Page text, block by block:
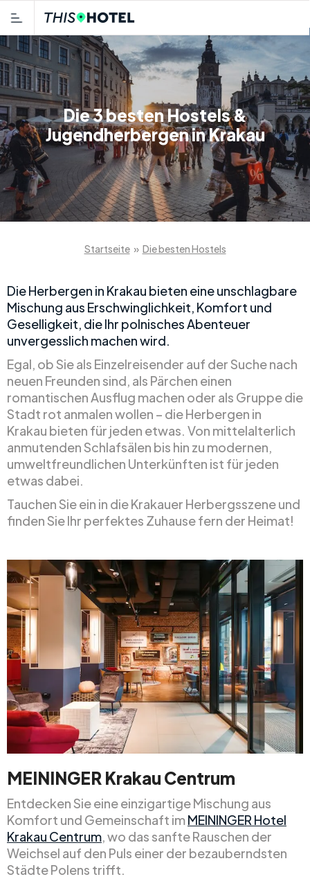
Die 3 besten Hostels &
Jugendherbergen in Krakau
Startseite » Die besten Hostels
Die Herbergen in Krakau bieten eine unschlagbare
Mischung aus Erschwinglichkeit, Komfort und
Geselligkeit, die Ihr polnisches Abenteuer
unvergesslich machen wird.
Egal, ob Sie als Einzelreisender auf der Suche nach
neuen Freunden sind, als Pärchen einen
romantischen Ausflug machen oder als Gruppe die
Stadt rot anmalen wollen – die Herbergen in
Krakau bieten für jeden etwas. Von mittelalterlich
anmutenden Schlafsälen bis hin zu modernen,
umweltfreundlichen Unterkünften ist für jeden
etwas dabei.
Tauchen Sie ein in die Krakauer Herbergsszene und
finden Sie Ihr perfektes Zuhause fern der Heimat!
MEININGER Krakau Centrum
Entdecken Sie eine einzigartige Mischung aus
Komfort und Gemeinschaft imMEININGER Hotel
Krakau Centrum, wo das sanfte Rauschen der
Weichsel auf den Puls einer der bezauberndsten
Städte Polens trifft.